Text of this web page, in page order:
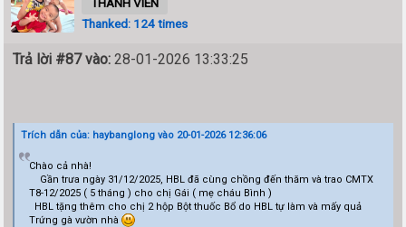
THÀNH VIÊN
Thanked: 124 times
Trả lời #87 vào: 28-01-2026 13:33:25
Trích dẫn của: haybanglong vào 20-01-2026 12:36:06
Chào cả nhà!
Gần trưa ngày 31/12/2025, HBL đã cùng chồng đến thăm và trao CMTX
T8-12/2025 ( 5 tháng ) cho chị Gái ( mẹ cháu Bình )
HBL tặng thêm cho chị 2 hộp Bột thuốc Bổ do HBL tự làm và mấy quả
Trứng gà vườn nhà